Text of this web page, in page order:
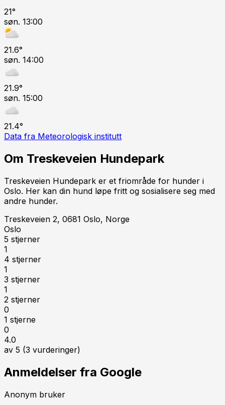
21°
søn. 13:00
21.6°
søn. 14:00
21.9°
søn. 15:00
21.4°
Data fra Meteorologisk institutt
Om Treskeveien Hundepark
Treskeveien Hundepark er et friområde for hunder i
Oslo. Her kan din hund løpe fritt og sosialisere seg med
andre hunder.
Treskeveien 2, 0681 Oslo, Norge
Oslo
5 stjerner
1
4 stjerner
1
3 stjerner
1
2 stjerner
0
1 stjerne
0
4.0
av 5 (3 vurderinger)
Anmeldelser fra Google
Anonym bruker